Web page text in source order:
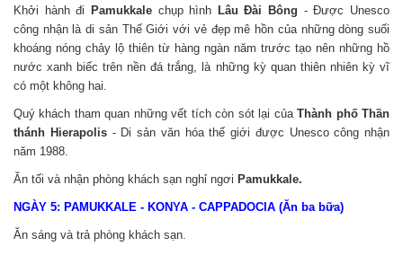
Khởi hành đi Pamukkalechụp hình Lâu Đài Bông - Được Unesco
công nhận là di sản Thế Giới với vẻ đẹp mê hồn của những dòng suối
khoáng nóng chảy lộ thiên từ hàng ngàn năm trước tạo nên những hồ
nước xanh biếc trên nền đá trắng, là những kỳ quan thiên nhiên kỳ vĩ
có một không hai.
Quý khách tham quan những vết tích còn sót lại củaThành phố Thần
thánh Hierapolis- Di sản văn hóa thế giới được Unesco công nhận
năm 1988.
Ăn tối và nhận phòng khách sạn nghỉ ngơi Pamukkale.
NGÀY 5: PAMUKKALE - KONYA - CAPPADOCIA (Ăn ba bữa)
Ăn sáng và trả phòng khách sạn.